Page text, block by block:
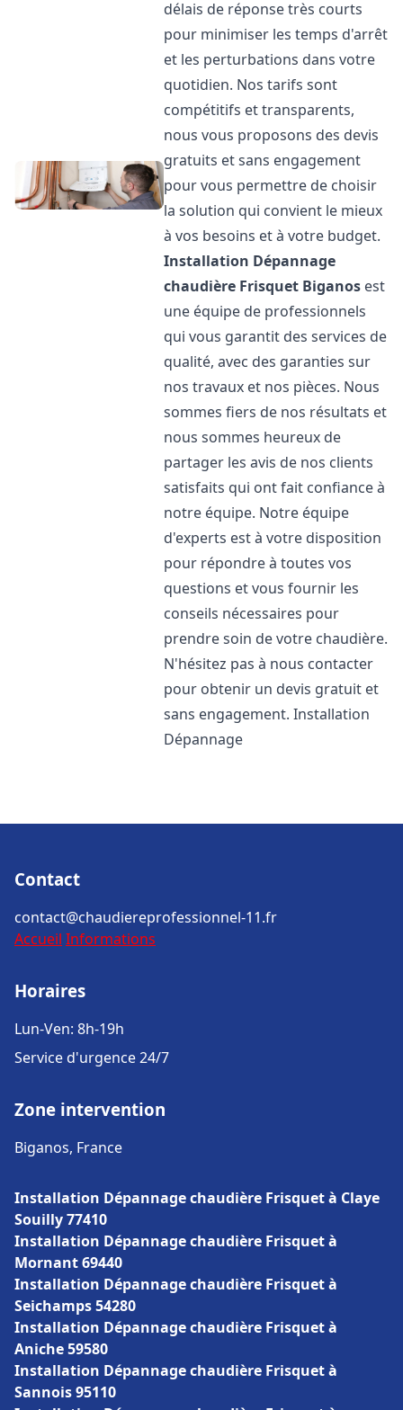
délais de réponse très courts
pour minimiser les temps d'arrêt
et les perturbations dans votre
quotidien. Nos tarifs sont
compétitifs et transparents,
nous vous proposons des devis
gratuits et sans engagement
pour vous permettre de choisir
la solution qui convient le mieux
à vos besoins et à votre budget.
Installation Dépannage
chaudière Frisquet Biganos est
une équipe de professionnels
qui vous garantit des services de
qualité, avec des garanties sur
nos travaux et nos pièces. Nous
sommes fiers de nos résultats et
nous sommes heureux de
partager les avis de nos clients
satisfaits qui ont fait confiance à
notre équipe. Notre équipe
d'experts est à votre disposition
pour répondre à toutes vos
questions et vous fournir les
conseils nécessaires pour
prendre soin de votre chaudière.
N'hésitez pas à nous contacter
pour obtenir un devis gratuit et
sans engagement. Installation
Dépannage
Contact
contact@chaudiereprofessionnel-11.fr
Accueil Informations
Horaires
Lun-Ven: 8h-19h
Service d'urgence 24/7
Zone intervention
Biganos, France
Installation Dépannage chaudière Frisquet à Claye
Souilly 77410
Installation Dépannage chaudière Frisquet à
Mornant 69440
Installation Dépannage chaudière Frisquet à
Seichamps 54280
Installation Dépannage chaudière Frisquet à
Aniche 59580
Installation Dépannage chaudière Frisquet à
Sannois 95110